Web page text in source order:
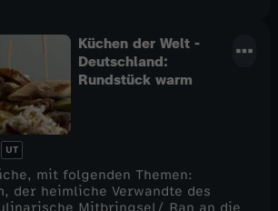
Küchen der Welt -
Deutschland:
Rundstück warm
UT
mit folgenden Themen:
der heimliche Verwandte des